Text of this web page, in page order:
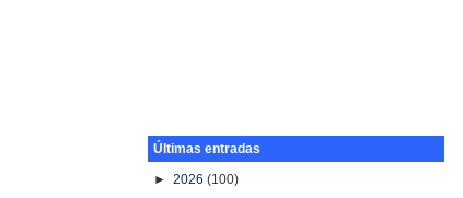
Últimas entradas
►2026(100)